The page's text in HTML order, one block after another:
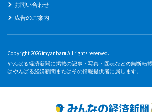
お問い合わせ
広告のご案内
Copyright 2026 fmyanbaru All rights reserved.
やんばる経済新聞に掲載の記事・写真・図表などの無断転
はやんばる経済新聞またはその情報提供者に属します。